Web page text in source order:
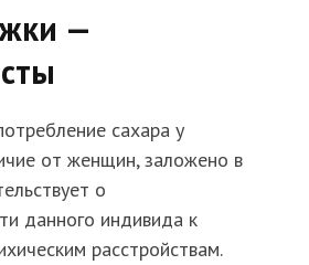
—
сахара у
от женщин, заложено в
о
данного индивида к
расстройствам.